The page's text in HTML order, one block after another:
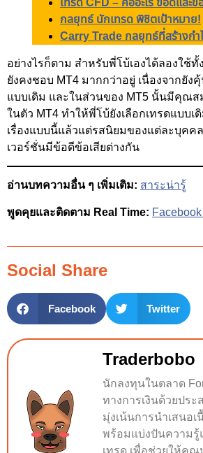
เทรด CFD – คืออะไร ข้อดีและข้
กลยุทธ์ นักเทรด พิชิตเป้าหมาย!
Carry Trade กลยุทธ์ที่สร้างกำ
อย่างไรก็ตาม สำหรับพี่โบ้เองได้ลองใช้
ยังคงชอบ MT4 มากกว่าอยู่ เนื่องจากยัง
แบบเดิม และในส่วนของ MT5 นั้นมีคุณส
ในตัว MT4 ทำให้พี่โบ้ยังเลือกเทรดแบบเ
เรื่องแบบนี้แล้วแต่รสนิยมของแต่ละบุคค
เวอร์ชั่นมีข้อดีข้อเสียต่างกัน
อ่านบทความอื่น ๆ เพิ่มเติม: สาระน่ารู้
พูดคุยและติดตาม Real Time:
Social Share
Facebook Twitter
Traderbobo
นักลงทุนในตลาด
ทางการเงินด้วยปร
มุ่งเน้นการนำเสนอเ
พร้อมแบ่งปันความรู้